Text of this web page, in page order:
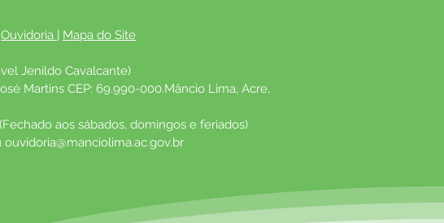
Ouvidoria | Mapa do Site
Jenildo Cavalcante)
Martins CEP: 69.990-000.Mâncio Lima, Acre,
aos sábados, domingos e feriados)
ouvidoria@manciolima.ac.gov.br